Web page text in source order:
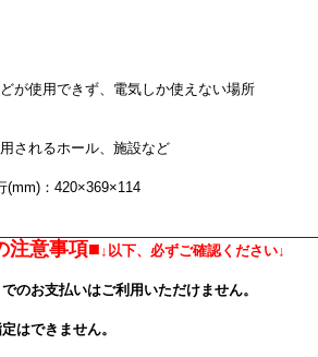
が使用できず、電気しか使えない場所
されるホール、施設など
(mm)：420×369×114
注意事項■↓以下、必ずご確認ください↓
のお支払いはご利用いただけません。
はできません。